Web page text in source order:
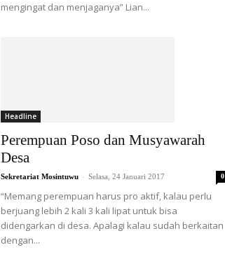
mengingat dan menjaganya” Lian...
Headline
Perempuan Poso dan Musyawarah
Desa
Sekretariat Mosintuwu - Selasa, 24 Januari 2017 0
“Memang perempuan harus pro aktif, kalau perlu
berjuang lebih 2 kali 3 kali lipat untuk bisa
didengarkan di desa. Apalagi kalau sudah berkaitan
dengan...